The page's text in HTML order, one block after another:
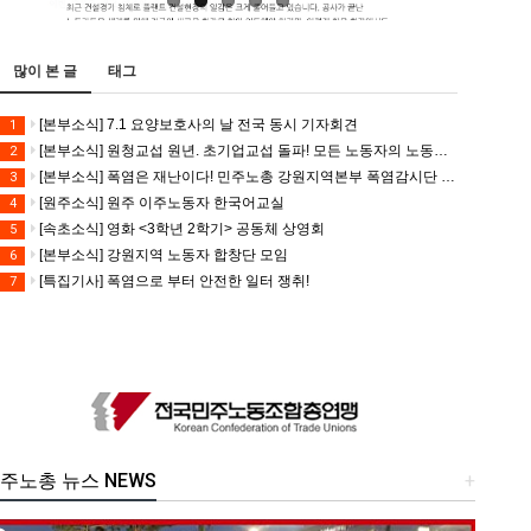
많이 본 글 태그
1 [본부소식] 7.1 요양보호사의 날 전국 동시 기자회견
2 [본부소식] 원청교섭 원년. 초기업교섭 돌파! 모든 노동자의 노동기본권 쟁취! 민주노총 7.15 총파업대회
3 [본부소식] 폭염은 재난이다! 민주노총 강원지역본부 폭염감시단 선포 기자회견
4 [원주소식] 원주 이주노동자 한국어교실
5 [속초소식] 영화 <3학년 2학기> 공동체 상영회
6 [본부소식] 강원지역 노동자 합창단 모임
7 [특집기사] 폭염으로 부터 안전한 일터 쟁취!
+
노총 뉴스 NEWS